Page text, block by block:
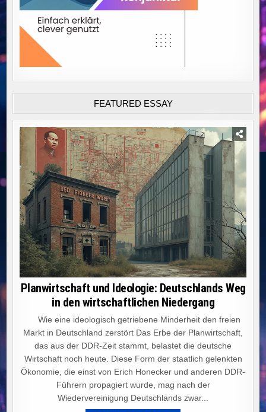
FEATURED ESSAY
Planwirtschaft und Ideologie: Deutschlands Weg
in den wirtschaftlichen Niedergang
Wie eine ideologisch getriebene Minderheit den freien
Markt in Deutschland zerstört Das Erbe der Planwirtschaft,
das aus der DDR-Zeit stammt, belastet die deutsche
Wirtschaft noch heute. Diese Form der staatlich gelenkten
Ökonomie, die einst von Erich Honecker und anderen DDR-
Führern propagiert wurde, mag nach der
Wiedervereinigung Deutschlands zwar...